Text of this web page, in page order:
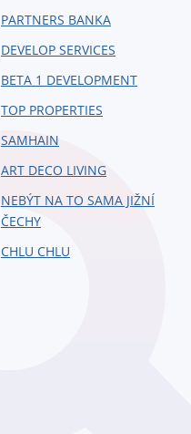
PARTNERS BANKA
DEVELOP SERVICES
BETA 1 DEVELOPMENT
TOP PROPERTIES
SAMHAIN
ART DECO LIVING
NEBÝT NA TO SAMA JIŽNÍ
ČECHY
CHLU CHLU